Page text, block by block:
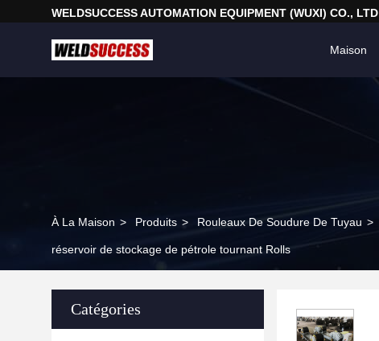
WELDSUCCESS AUTOMATION EQUIPMENT (WUXI) CO., LTD
Maison
À La Maison > Produits > Rouleaux De Soudure De Tuyau >
réservoir de stockage de pétrole tournant Rolls
Catégories